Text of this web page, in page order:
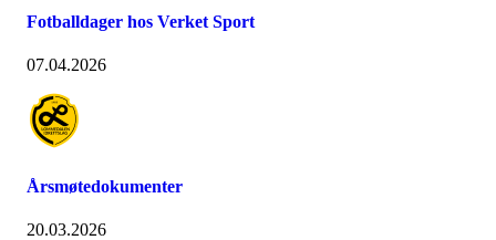
Fotballdager hos Verket Sport
07.04.2026
Årsmøtedokumenter
20.03.2026